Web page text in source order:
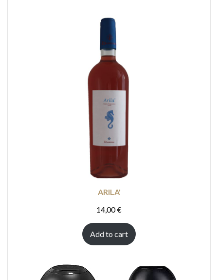
ARILA'
14,00€
Add to cart